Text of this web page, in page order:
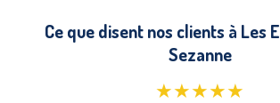
Ce que disent nos clients à Les
Sezanne
★★★★★